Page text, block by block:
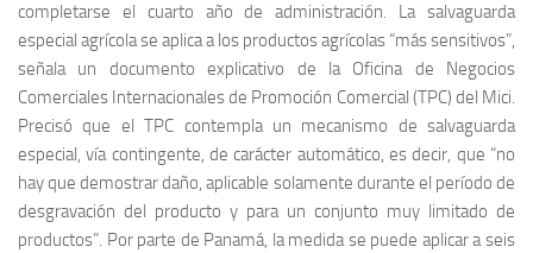
completarse el cuarto año de administración. La salvaguarda
especial agrícola se aplica a los productos agrícolas “más sensitivos”,
señala un documento explicativo de la Oficina de Negocios
Comerciales Internacionales de Promoción Comercial (TPC) del Mici.
Precisó que el TPC contempla un mecanismo de salvaguarda
especial, vía contingente, de carácter automático, es decir, que “no
hay que demostrar daño, aplicable solamente durante el período de
desgravación del producto y para un conjunto muy limitado de
productos”. Por parte de Panamá, la medida se puede aplicar a seis